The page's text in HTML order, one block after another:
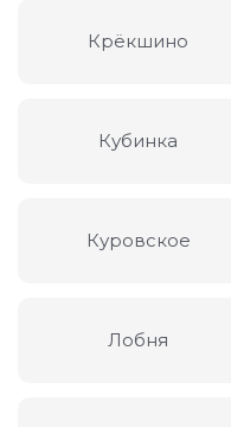
Крёкшино
Кубинка
Куровское
Лобня